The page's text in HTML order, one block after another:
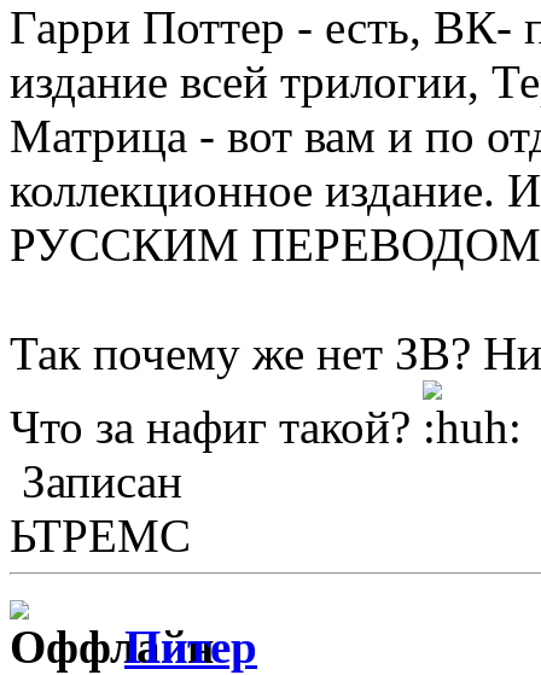
Гарри Поттер - есть, ВК-
издание всей трилогии,
Матрица - вот вам и по
коллекционное
РУССКИМ ПЕРЕВОДОМ,
Так почему же нет ЗВ?
Что за нафиг такой?
Записан
ЬТРЕМС
Питер